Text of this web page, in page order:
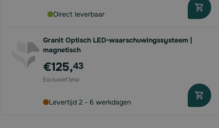
Direct leverbaar
Granit Optisch LED-waarschuwingssysteem |
magnetisch
€125,43
Levertijd 2 - 6 werkdagen